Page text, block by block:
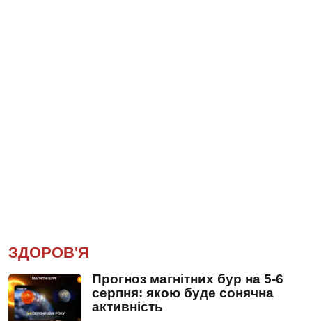
ЗДОРОВ'Я
Прогноз магнітних бур на 5-6
серпня: якою буде сонячна
активність